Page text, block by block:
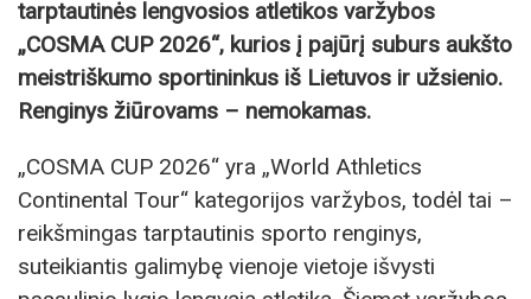
tarptautinės lengvosios atletikos varžybos
„COSMA CUP 2026“, kurios į pajūrį suburs aukšto
meistriškumo sportininkus iš Lietuvos ir užsienio.
Renginys žiūrovams – nemokamas.
„COSMA CUP 2026“ yra „World Athletics
Continental Tour“ kategorijos varžybos, todėl tai –
reikšmingas tarptautinis sporto renginys,
suteikiantis galimybę vienoje vietoje išvysti